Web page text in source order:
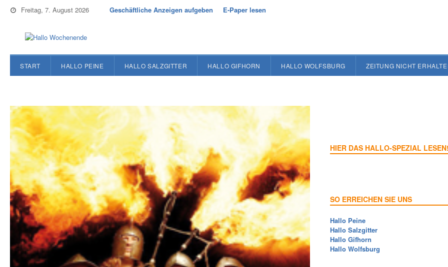
Freitag, 7. August 2026 Geschäftliche Anzeigen aufgeben E-Paper lesen
START HALLO PEINE HALLO SALZGITTER HALLO GIFHORN HALLO WOLFSBURG ZEITUNG NICHT
HIER DAS HALLO-SPEZIAL
SO ERREICHEN SIE UNS
Hallo Peine
Hallo Salzgitter
Hallo Gifhorn
Hallo Wolfsburg